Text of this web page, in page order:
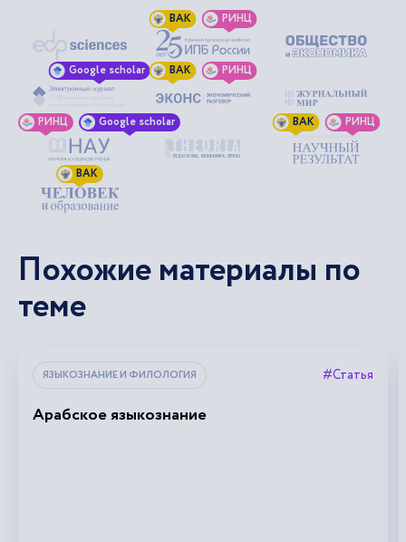
ВАК РИНЦ
Google scholar ВАК РИНЦ
РИНЦ Google scholar ВАК РИНЦ
ВАК
Похожие материалы по
теме
ЯЗЫКОЗНАНИЕ И ФИЛОЛОГИЯ #Статья
Арабское языкознание